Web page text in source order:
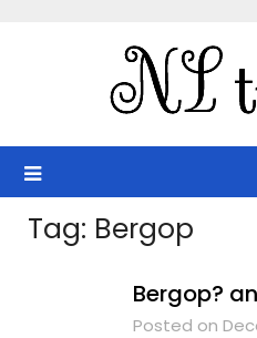
Tag: Bergop
Bergop?
Posted on